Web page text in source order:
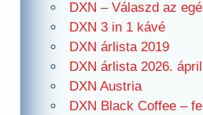
DXN – Válaszd az
DXN 3 in 1 kávé
DXN árlista 2019
DXN árlista 2026.
DXN Austria
DXN Black Coffee –